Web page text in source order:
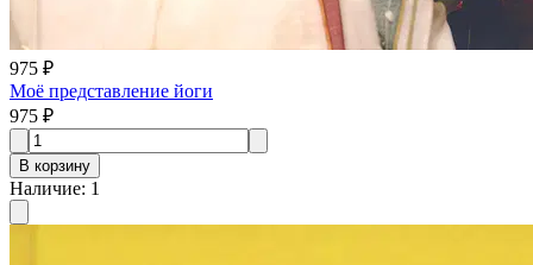
975 ₽
Моё представление йоги
975 ₽
В корзину
Наличие: 1